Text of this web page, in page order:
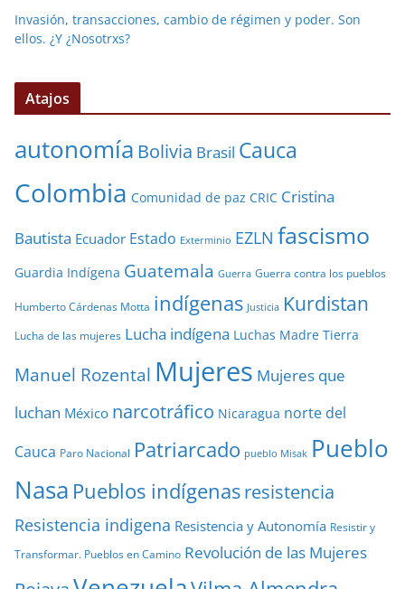
Invasión, transacciones, cambio de régimen y poder. Son
ellos. ¿Y ¿Nosotrxs?
Atajos
autonomía Bolivia Brasil Cauca
Colombia Comunidad de paz CRIC Cristina
Bautista Ecuador Estado Exterminio EZLN fascismo
Guardia Indígena Guatemala Guerra Guerra contra los pueblos
Humberto Cárdenas Motta indígenas Justicia Kurdistan
Lucha de las mujeres Lucha indígena Luchas Madre Tierra
Manuel Rozental Mujeres Mujeres que
luchan México narcotráfico Nicaragua norte del
Cauca Paro Nacional Patriarcado pueblo Misak Pueblo
Nasa Pueblos indígenasresistencia
Resistencia indigena Resistencia y Autonomía Resistir y
Transformar. Pueblos en Camino Revolución de las Mujeres